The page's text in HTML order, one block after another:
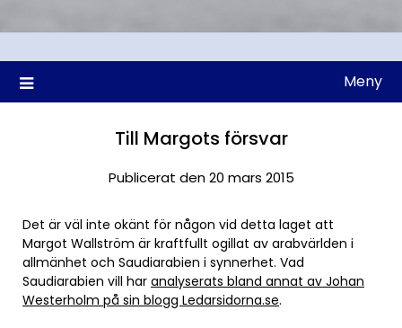
Meny
Till Margots försvar
Publicerat den 20 mars 2015
Det är väl inte okänt för någon vid detta laget att
Margot Wallström är kraftfullt ogillat av arabvärlden i
allmänhet och Saudiarabien i synnerhet. Vad
Saudiarabien vill har analyserats bland annat av Johan
Westerholm på sin blogg Ledarsidorna.se.